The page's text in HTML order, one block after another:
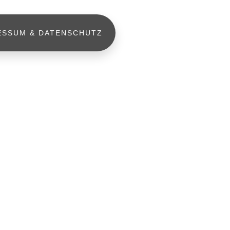
& DATENSCHUTZ